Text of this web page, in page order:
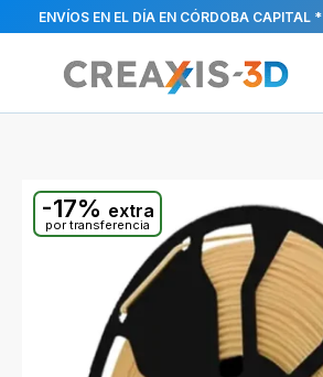
contenido
ENVÍOS EN EL DÍA EN CÓRDOBA CAPITAL *
-17% extra
por transferencia